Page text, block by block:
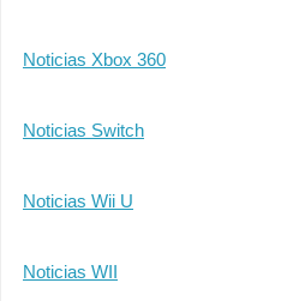
Noticias Xbox 360
Noticias Switch
Noticias Wii U
Noticias WII